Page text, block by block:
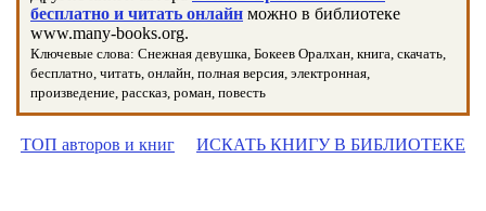
бесплатно и читать онлайн можно в библиотеке
www.many-books.org.
Ключевые слова: Снежная девушка, Бокеев Оралхан, книга, скачать,
бесплатно, читать, онлайн, полная версия, электронная,
произведение, рассказ, роман, повесть
ТОП авторов и книг ИСКАТЬ КНИГУ В БИБЛИОТЕКЕ